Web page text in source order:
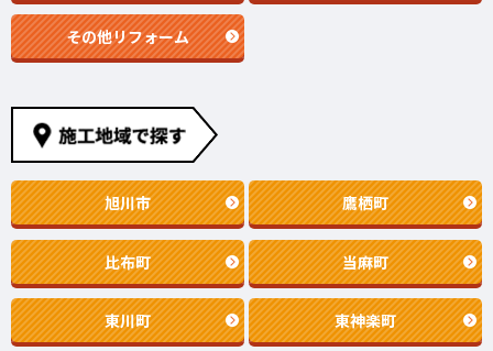
その他リフォーム
旭川市 鷹栖町
比布町 当麻町
東川町 東神楽町